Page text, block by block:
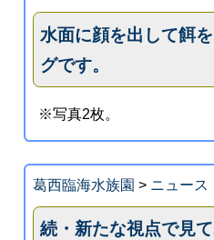
水面に顔を出して餌
グです。
※写真2枚。
葛西臨海水族園 > ニュース
続・新たな視点で見